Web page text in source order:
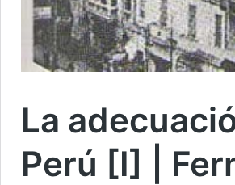
La
Perú [I] |